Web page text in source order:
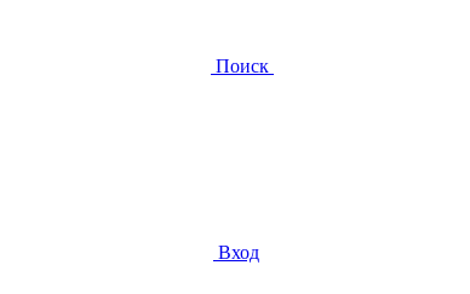
Поиск
Вход